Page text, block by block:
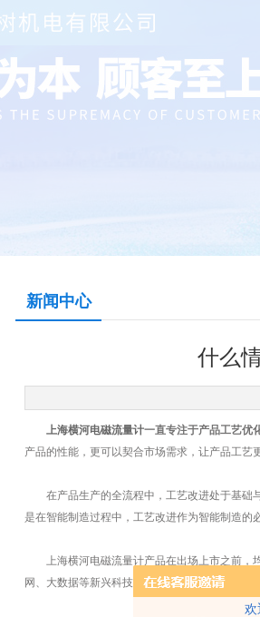
欢
新闻中心
什么
上海横河电磁流量计一直专注于产品工艺优
产品的性能，更可以契合市场需求，让产品工艺更
在产品生产的全流程中，工艺改进处于基础与
是在智能制造过程中，工艺改进作为智能制造的
上海横河电磁流量计产品在出场上市之前，均
网、大数据等新兴科技的结合，发挥技术融合的